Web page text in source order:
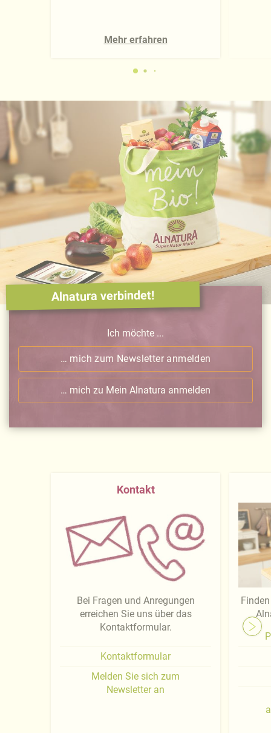
Mehr erfahren
Alnatura verbindet!
Ich möchte ...
… mich zum Newsletter anmelden
… mich zu Mein Alnatura anmelden
Kontakt
Bei Fragen und Anregungen
erreichen Sie uns über das
Kontaktformular.
Kontaktformular
Melden Sie sich zum
Newsletter an